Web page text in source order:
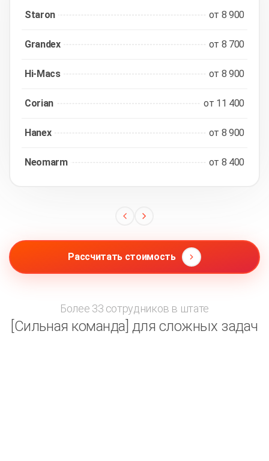
Staron от 8 900
Grandex от 8 700
Hi-Macs от 8 900
Corian от 11 400
Hanex от 8 900
Neomarm от 8 400
Рассчитать стоимость
Более 33 сотрудников в штате
[Сильная команда] для сложных задач